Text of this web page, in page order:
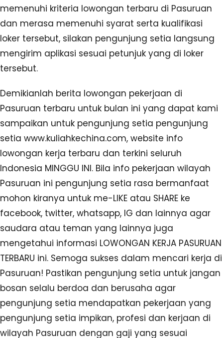
memenuhi kriteria lowongan terbaru di Pasuruan
dan merasa memenuhi syarat serta kualifikasi
loker tersebut, silakan pengunjung setia langsung
mengirim aplikasi sesuai petunjuk yang di loker
tersebut.
Demikianlah berita lowongan pekerjaan di
Pasuruan terbaru untuk bulan ini yang dapat kami
sampaikan untuk pengunjung setia pengunjung
setia www.kuliahkechina.com, website info
lowongan kerja terbaru dan terkini seluruh
Indonesia MINGGU INI. Bila info pekerjaan wilayah
Pasuruan ini pengunjung setia rasa bermanfaat
mohon kiranya untuk me-LIKE atau SHARE ke
facebook, twitter, whatsapp, IG dan lainnya agar
saudara atau teman yang lainnya juga
mengetahui informasi LOWONGAN KERJA PASURUAN
TERBARU ini. Semoga sukses dalam mencari kerja di
Pasuruan! Pastikan pengunjung setia untuk jangan
bosan selalu berdoa dan berusaha agar
pengunjung setia mendapatkan pekerjaan yang
pengunjung setia impikan, profesi dan kerjaan di
wilayah Pasuruan dengan gaji yang sesuai